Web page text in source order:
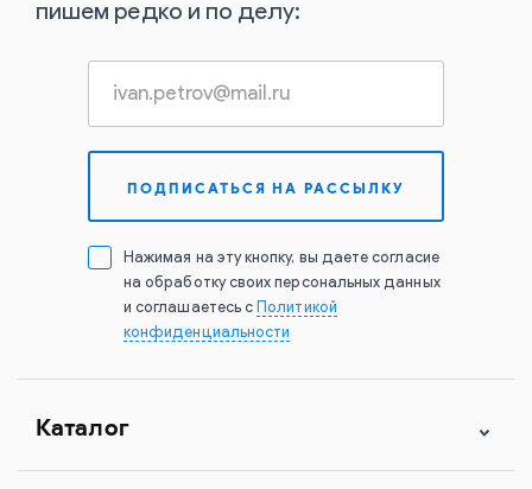
пишем редко и по делу:
Нажимая на эту кнопку, вы даете согласие
на обработку своих персональных данных
и соглашаетесь с Политикой
конфиденциальности
Каталог